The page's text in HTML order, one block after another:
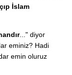
İslam
..." diyor
eminiz? Hadi
emin oluruz